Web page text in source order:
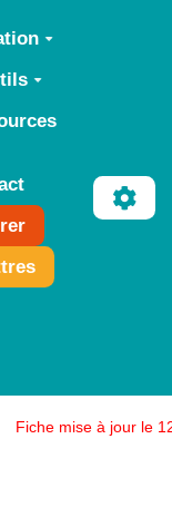
Fiche mise à jour le